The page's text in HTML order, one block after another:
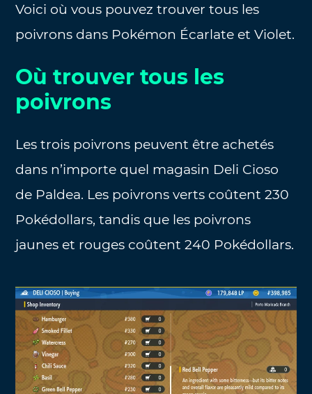
Voici où vous pouvez trouver tous les
poivrons dans Pokémon Écarlate et Violet.
Où trouver tous les
poivrons
Les trois poivrons peuvent être achetés
dans n’importe quel magasin Deli Cioso
de Paldea. Les poivrons verts coûtent 230
Pokédollars, tandis que les poivrons
jaunes et rouges coûtent 240 Pokédollars.